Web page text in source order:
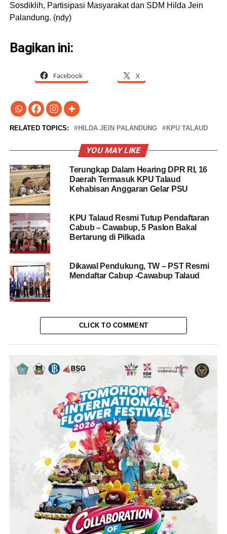
Sosdiklih, Partisipasi Masyarakat dan SDM Hilda Jein
Palandung. (ndy)
Bagikan ini:
Facebook X
RELATED TOPICS: HILDA JEIN PALANDUNG KPU TALAUD
YOU MAY LIKE
Terungkap Dalam Hearing DPR RI, 16
Daerah Termasuk KPU Talaud
Kehabisan Anggaran Gelar PSU
KPU Talaud Resmi Tutup Pendaftaran
Cabub – Cawabup, 5 Paslon Bakal
Bertarung di Pilkada
Dikawal Pendukung, TW – PST Resmi
Mendaftar Cabup -Cawabup Talaud
CLICK TO COMMENT